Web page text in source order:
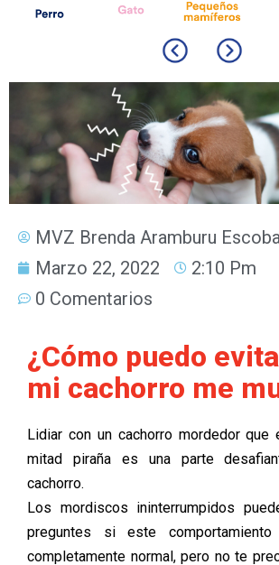
MVZ Brenda Aramburu
Marzo 22, 2022
2:10 Pm
0 Comentarios
¿Cómo puedo
mi cachorro me
Lidiar con un cachorro mordedor
mitad piraña es una parte
cachorro.
Los mordiscos ininterrumpidos
preguntes si este
completamente normal, pero no te